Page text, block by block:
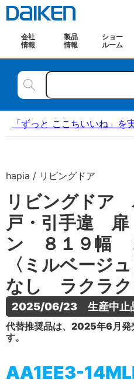
会社
情報
製品
情報
ショー
ルーム
「ずっと ここちいいね」
hapia / リビングドア
リビングドア
戸・引手違
ン ８１９幅
〈ミルベー
なし ラクラク
2025/06/23　生産中止
代替推奨品は、2025年6月発
す。
AA1EE3-